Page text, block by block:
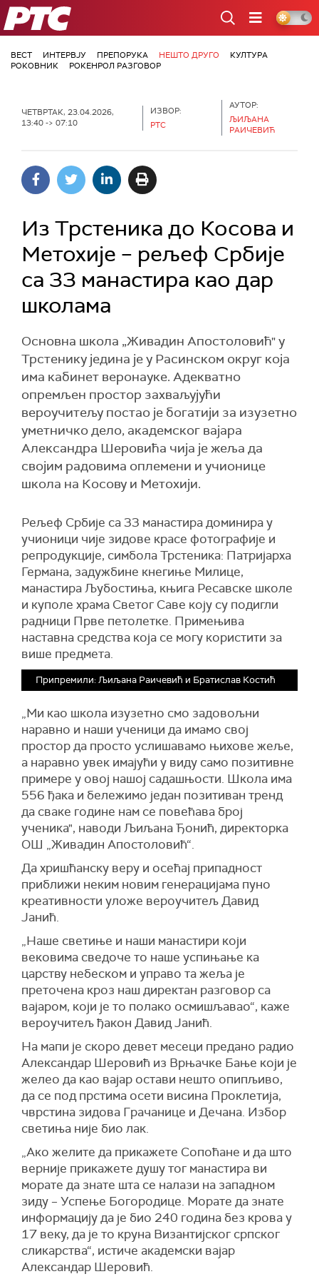
РТС
ВЕСТ ИНТЕРВЈУ ПРЕПОРУКА НЕШТО ДРУГО
КУЛТУРА
РОКОВНИК
РОКЕНРОЛ РАЗГОВОР
ЧЕТВРТАК, 23.04.2026,
13:40 -> 07:10
ИЗВОР:
РТС
АУТОР:
ЉИЉАНА
РАИЧЕВИЋ
Из Трстеника до Косова и
Метохије – рељеф Србије
са 33 манастира као дар
школама
Основна школа „Живадин Апостоловић" у
Трстенику једина је у Расинском округ која
има кабинет веронауке. Адекватно
опремљен простор захваљујући
вероучитељу постао је богатији за изузетно
уметничко дело, академског вајара
Александра Шеровића чија је жеља да
својим радовима оплемени и учионице
школа на Косову и Метохији.
Рељеф Србије са 33 манастира доминира у
учионици чије зидове красе фотографије и
репродукције, симбола Трстеника: Патријарха
Германа, задужбине кнегиње Милице,
манастира Љубостиња, књига Ресавске школе
и куполе храма Светог Саве коју су подигли
радници Прве петолетке. Примењива
наставна средства која се могу користити за
више предмета.
Припремили: Љиљана Раичевић и Братислав Костић
„Ми као школа изузетно смо задовољни
наравно и наши ученици да имамо свој
простор да просто услишавамо њихове жеље,
а наравно увек имајући у виду само позитивне
примере у овој нашој садашњости. Школа има
556 ђака и бележимо један позитиван тренд
да сваке године нам се повећава број
ученика", наводи Љиљана Ђонић, директорка
ОШ „Живадин Апостоловић“.
Да хришћанску веру и осећај припадност
приближи неким новим генерацијама пуно
креативности уложе вероучитељ Давид
Јанић.
„Наше светиње и наши манастири који
вековима сведоче то наше успињање ка
царству небеском и управо та жеља је
преточена кроз наш директан разговор са
вајаром, који је то полако осмишљавао“, каже
вероучитељ ђакон Давид Јанић.
На мапи је скоро девет месеци предано радио
Александар Шеровић из Врњачке Бање који је
желео да као вајар остави нешто опипљиво,
да се под прстима осети висина Проклетија,
чврстина зидова Грачанице и Дечана. Избор
светиња није био лак.
„Aко желите да прикажете Сопоћане и да што
верније прикажете душу тог манастира ви
морате да знате шта се налази на западном
зиду – Успење Богородице. Морате да знате
информацију да је био 240 година без крова у
17 веку, да је то круна Византијског српског
сликарства“, истиче академски вајар
Александар Шеровић.